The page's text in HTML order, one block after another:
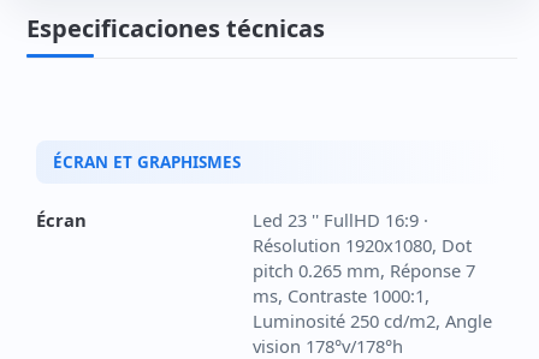
Especificaciones técnicas
ÉCRAN ET GRAPHISMES
Écran
Led 23 '' FullHD 16:9 ·
Résolution 1920x1080, Dot
pitch 0.265 mm, Réponse 7
ms, Contraste 1000:1,
Luminosité 250 cd/m2, Angle
vision 178°v/178°h